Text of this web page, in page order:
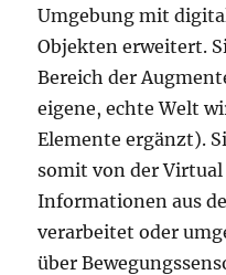
Umgebung mit
Objekten erweitert.
Bereich der
eigene, echte Welt
Elemente ergänzt).
somit von der
Informationen aus
verarbeitet oder
über